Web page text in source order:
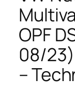
OPF
08/23)
–